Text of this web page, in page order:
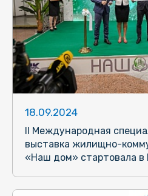
18.09.2024
II Международная
выставка жилищно-
«Наш дом» стартовала в